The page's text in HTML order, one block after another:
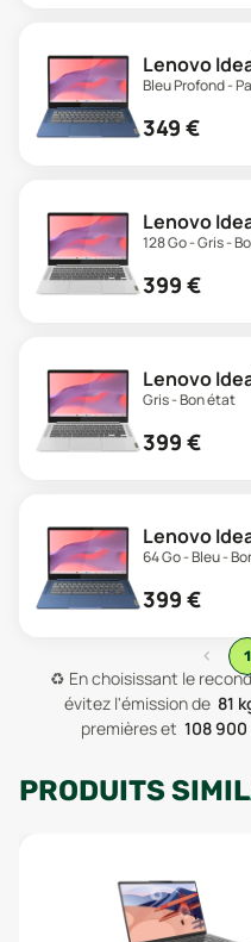
Lenovo
Bleu Profond -
349 €
Lenovo
128 Go - Gris -
399 €
Lenovo
Gris - Bon état
399 €
Lenovo
64 Go - Bleu -
399 €
‹ 1
♻️ En choisissant le
évitez l'émission de 81
premièreset 108 900
PRODUITS